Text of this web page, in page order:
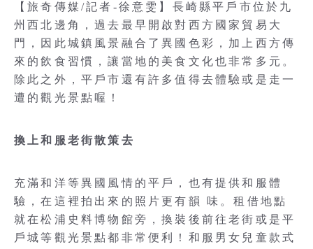
【旅奇傳媒/記者-徐意雯】長崎縣平戶市位於九
州西北邊角，過去最早開啟對西方國家貿易大
門，因此城鎮風景融合了異國色彩，加上西方傳
來的飲食習慣，讓當地的美食文化也非常多元。
除此之外，平戶市還有許多值得去體驗或是走一
遭的觀光景點喔！
換上和服老街散策去
充滿和洋等異國風情的平戶，也有提供和服體
驗，在這裡拍出來的照片更有韻 味。租借地點
就在松浦史料博物館旁，換裝後前往老街或是平
戶城等觀光景點都非常便利！和服男女兒童款式